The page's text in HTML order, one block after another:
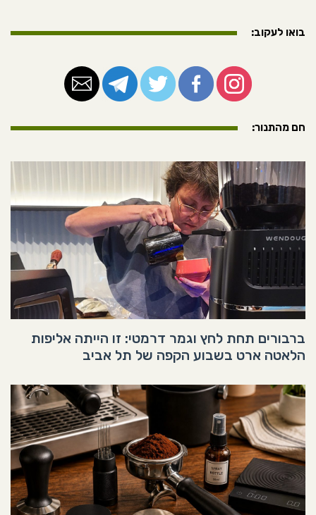
בואו לעקוב:
חם מהתנור:
ברבורים תחת לחץ וגמר דרמטי: זו הייתה אליפות
הלאטה ארט בשבוע הקפה של תל אביב